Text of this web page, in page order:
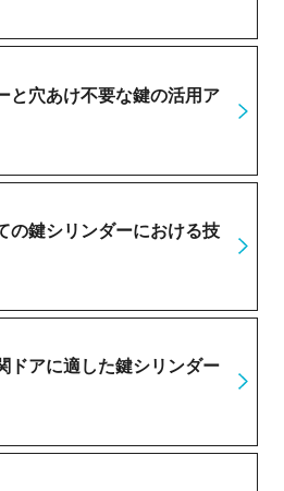
と穴あけ不要な鍵の活用ア
の鍵シリンダーにおける技
ドアに適した鍵シリンダー